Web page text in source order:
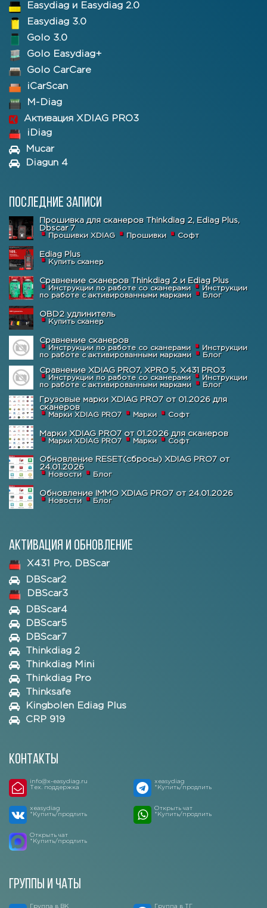
Easydiag и Easydiag 2.0
Easydiag 3.0
Golo 3.0
Golo Easydiag+
Golo CarCare
iCarScan
M-Diag
Активация XDIAG PRO3
iDiag
Mucar
Diagun 4
Последние записи
Прошивка для сканеров Thinkdiag 2, Ediag Plus,
Dbscar 7
Прошивки XDIAG Прошивки Софт
Ediag Plus
Купить сканер
Сравнение сканеров Thinkdiag 2 и Ediag Plus
Инструкции по работе со сканерами
Инструкции
по работе с активированными марками
Блог
OBD2 удлинитель
Купить сканер
Сравнение сканеров
Инструкции по работе со сканерами
Инструкции
по работе с активированными марками
Блог
Сравнение XDIAG PRO7, XPRO 5, X431 PRO3
Инструкции по работе со сканерами
Инструкции
по работе с активированными марками
Блог
Грузовые марки XDIAG PRO7 от 01.2026 для
сканеров
Марки XDIAG PRO7 Марки Софт
Марки XDIAG PRO7 от 01.2026 для сканеров
Марки XDIAG PRO7 Марки Софт
Обновление RESET(сбросы) XDIAG PRO7 от
24.01.2026
Новости Блог
Обновление IMMO XDIAG PRO7 от 24.01.2026
Новости Блог
Активация и обновление
X431 Pro, DBScar
DBScar2
DBScar3
DBScar4
DBScar5
DBScar7
Thinkdiag 2
Thinkdiag Mini
Thinkdiag Pro
Thinksafe
Kingbolen Ediag Plus
CRP 919
Контакты
info@x-easydiag.ru
Тех. поддержка
xeasydiag
*Купить/продлить
xeasydiag
*Купить/продлить
Открыть чат
*Купить/продлить
Открыть чат
*Купить/продлить
Группы и чаты
Группа в ВК Группа в ТГ